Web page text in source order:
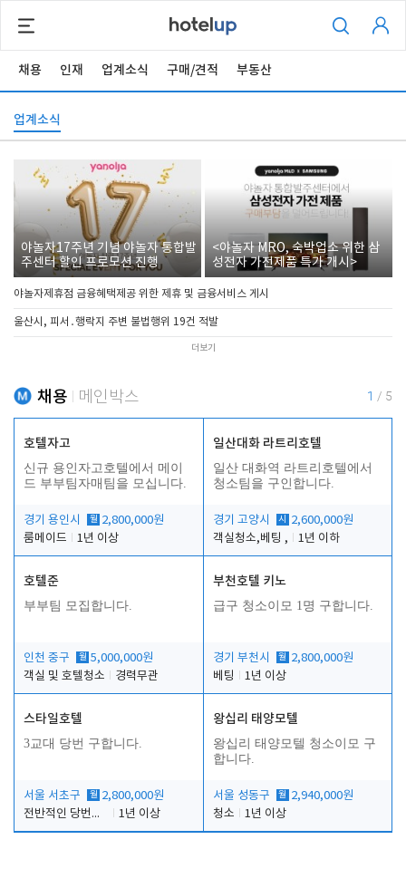
채용 인재 업계소식 구매/견적 부동산
업계소식
야놀자17주년 기념 야놀자 통합발
주센터 할인 프로모션 진행
<야놀자 MRO, 숙박업소 위한 삼
성전자 가전제품 특가 개시>
야놀자제휴점 금융혜택제공 위한 제휴 및 금융서비스 게시
울산시, 피서․행락지 주변 불법행위 19건 적발
더보기
채용 메인박스 1 / 5
호텔자고
신규 용인자고호텔에서 메이
드 부부팀자매팀을 모십니다.
경기 용인시 월 2,800,000원
룸메이드
1년 이상
일산대화 라트리호텔
일산 대화역 라트리호텔에서
청소팀을 구인합니다.
경기 고양시 시
2,600,000원
객실청소,베팅 ,
1년 이하
호텔준
부부팀 모집합니다.
인천 중구 월 5,000,000원
객실 및 호텔청소
경력무관
부천호텔 키노
급구 청소이모 1명 구합니다.
경기 부천시 월 2,800,000원
베팅
1년 이상
스타일호텔
3교대 당번 구합니다.
서울 서초구 월 2,800,000원
전반적인 당번업무
1년 이상
왕십리 태양모텔
왕십리 태양모텔 청소이모 구
합니다.
서울 성동구 월 2,940,000원
청소
1년 이상